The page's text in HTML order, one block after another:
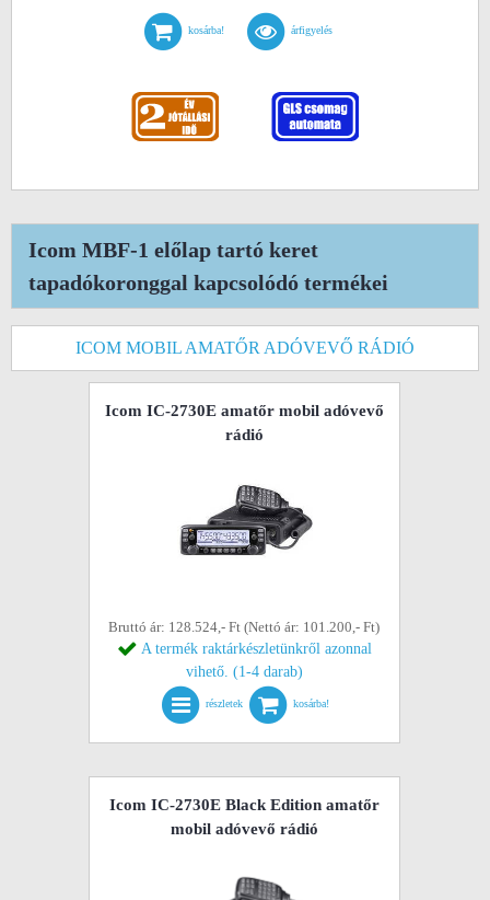
kosárba! árfigyelés
Icom MBF-1 előlap tartó keret
tapadókoronggal kapcsolódó termékei
ICOM MOBIL AMATŐR ADÓVEVŐ RÁDIÓ
Icom IC-2730E amatőr mobil adóvevő
rádió
Bruttó ár: 128.524,- Ft (Nettó ár: 101.200,- Ft)
A termék raktárkészletünkről azonnal
vihető. (1-4 darab)
részletek kosárba!
Icom IC-2730E Black Edition amatőr
mobil adóvevő rádió